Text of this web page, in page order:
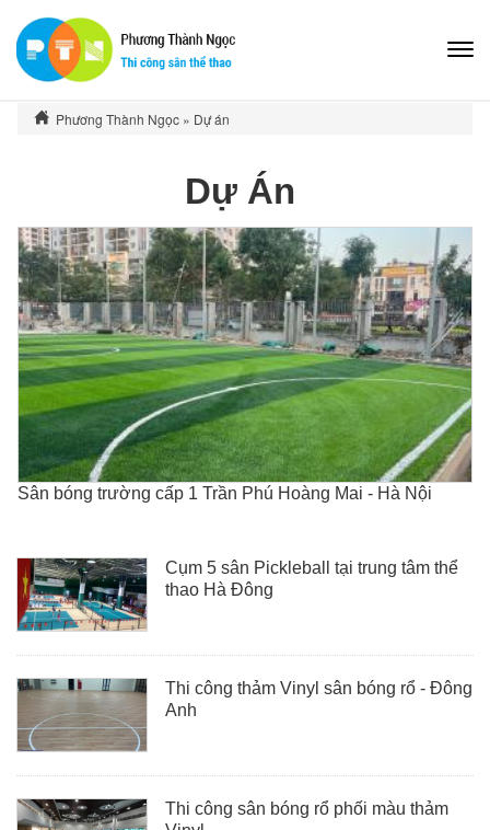
Phương Thành Ngọc » Dự án
Dự Án
Sân bóng trường cấp 1 Trần Phú Hoàng Mai - Hà Nội
Cụm 5 sân Pickleball tại trung tâm thể
thao Hà Đông
Thi công thảm Vinyl sân bóng rổ - Đông
Anh
Thi công sân bóng rổ phối màu thảm